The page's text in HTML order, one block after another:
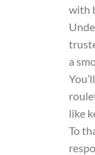
with
a
like
To